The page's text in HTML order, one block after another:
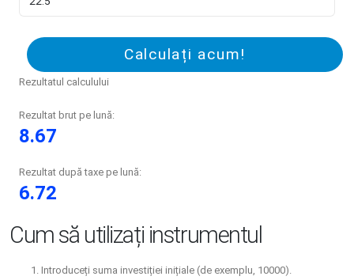
Calculați acum!
Rezultatul calculului
Rezultat brut pe lună:
8.67
Rezultat după taxe pe lună:
6.72
Cum să utilizați instrumentul
Introduceți suma investiției inițiale (de exemplu, 10000).